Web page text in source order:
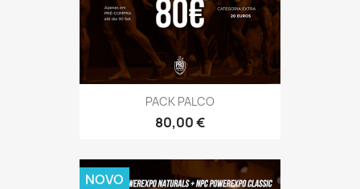
PACK PALCO
Preço
80,00 €
NOVO